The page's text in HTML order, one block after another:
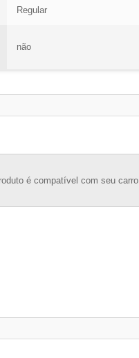
Regular
não
é compatível com seu carro